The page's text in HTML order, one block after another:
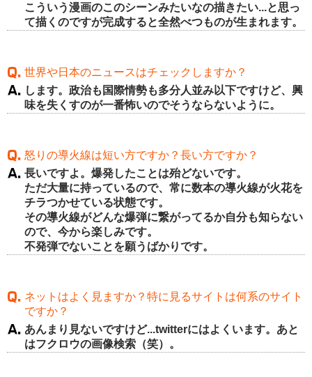
こういう漫画のこのシーンみたいなの描きたい...と思っ
て描くのですが完成すると全然べつものが生まれます。
世界や日本のニュースはチェックしますか？
します。政治も国際情勢も多分人並み以下ですけど、興
味を失くすのが一番怖いのでそうならないように。
怒りの導火線は短い方ですか？長い方ですか？
長いですよ。爆発したことは殆どないです。
ただ大量に持っているので、常に数本の導火線が火花を
チラつかせている状態です。
その導火線がどんな爆弾に繋がってるか自分も知らない
ので、今から楽しみです。
不発弾でないことを願うばかりです。
ネットはよく見ますか？特に見るサイトは何系のサイト
ですか？
あんまり見ないですけど...twitterにはよくいます。あと
はフクロウの画像検索（笑）。